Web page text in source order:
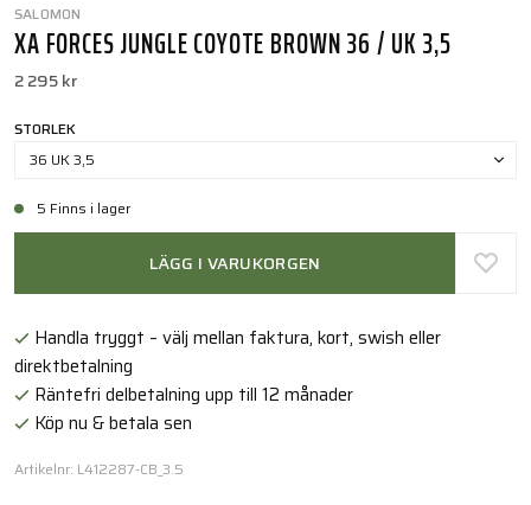
SALOMON
XA FORCES JUNGLE COYOTE BROWN 36 / UK 3,5
2 295 kr
STORLEK
36 UK 3,5
5 Finns i lager
LÄGG I VARUKORGEN
Handla tryggt – välj mellan faktura, kort, swish eller
direktbetalning
Räntefri delbetalning upp till 12 månader
Köp nu & betala sen
Artikelnr: L412287-CB_3.5